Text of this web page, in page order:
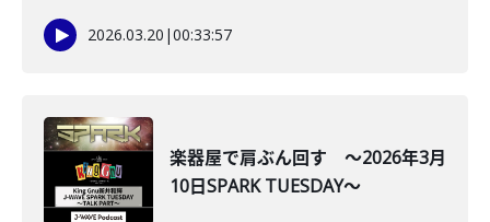
2026.03.20 |00:33:57
楽器屋で肩ぶん回す ～2026年3月
10日SPARK TUESDAY～